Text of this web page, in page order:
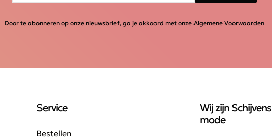
Door te abonneren op onze nieuwsbrief, ga je akkoord met onze Algemene Voorwaarden
Service
Bestellen
Wij zijn Schijvens
mode